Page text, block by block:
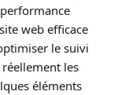
web efficace
le suivi
réellement les
éléments